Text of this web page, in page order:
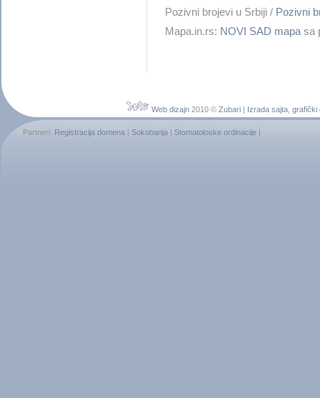
Pozivni brojevi u Srbiji / Pozivni
Mapa.in.rs: NOVI SAD mapasa
Web dizajn 2010 © Zubari Izrada sajta grafički
Partneri: Registracija domena Sokobanja Stomatoloske ordinacije